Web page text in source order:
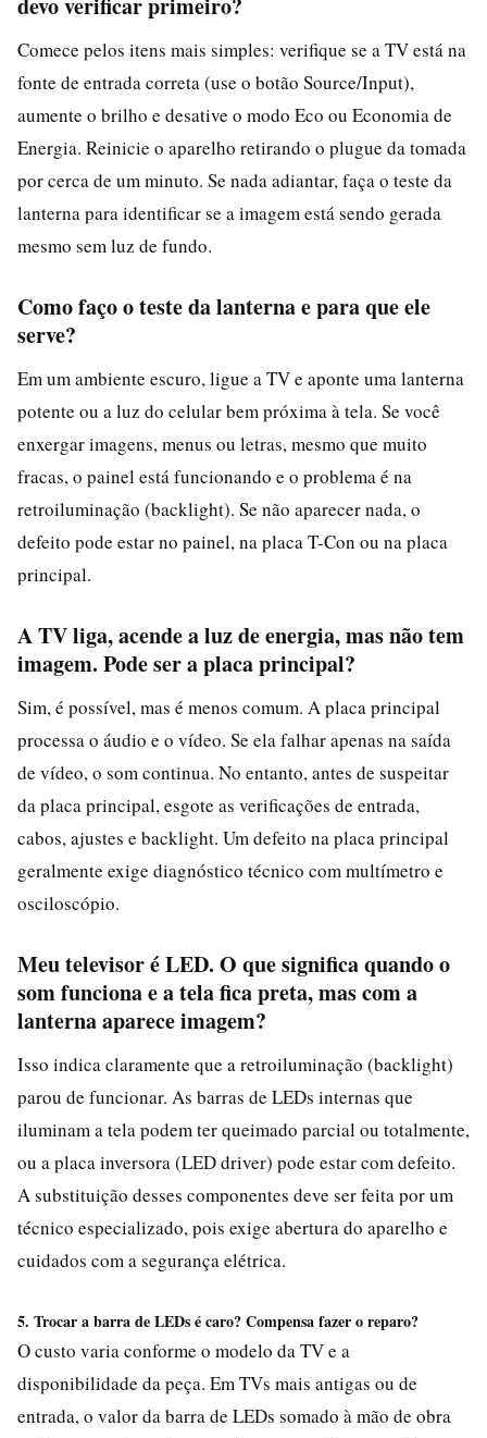
Comece pelos itens mais simples: verifique se a TV está na
fonte de entrada correta (use o botão Source/Input),
aumente o brilho e desative o modo Eco ou Economia de
Energia. Reinicie o aparelho retirando o plugue da tomada
por cerca de um minuto. Se nada adiantar, faça o teste da
lanterna para identificar se a imagem está sendo gerada
mesmo sem luz de fundo.
Como faço o teste da lanterna e para que ele
serve?
Em um ambiente escuro, ligue a TV e aponte uma lanterna
potente ou a luz do celular bem próxima à tela. Se você
enxergar imagens, menus ou letras, mesmo que muito
fracas, o painel está funcionando e o problema é na
retroiluminação (backlight). Se não aparecer nada, o
defeito pode estar no painel, na placa T-Con ou na placa
principal.
A TV liga, acende a luz de energia, mas não tem
imagem. Pode ser a placa principal?
Sim, é possível, mas é menos comum. A placa principal
processa o áudio e o vídeo. Se ela falhar apenas na saída
de vídeo, o som continua. No entanto, antes de suspeitar
da placa principal, esgote as verificações de entrada,
cabos, ajustes e backlight. Um defeito na placa principal
geralmente exige diagnóstico técnico com multímetro e
osciloscópio.
Meu televisor é LED. O que significa quando o
som funciona e a tela fica preta, mas com a
lanterna aparece imagem?
Isso indica claramente que a retroiluminação (backlight)
parou de funcionar. As barras de LEDs internas que
iluminam a tela podem ter queimado parcial ou totalmente,
ou a placa inversora (LED driver) pode estar com defeito.
A substituição desses componentes deve ser feita por um
técnico especializado, pois exige abertura do aparelho e
cuidados com a segurança elétrica.
5. Trocar a barra de LEDs é caro? Compensa fazer o reparo?
O custo varia conforme o modelo da TV e a
disponibilidade da peça. Em TVs mais antigas ou de
entrada, o valor da barra de LEDs somado à mão de obra